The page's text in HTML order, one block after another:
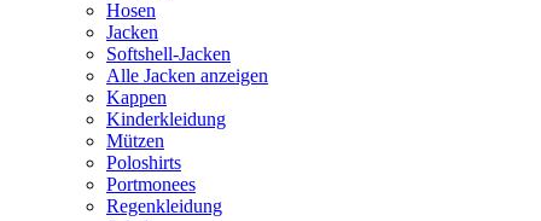
Hosen
Jacken
Softshell-Jacken
Alle Jacken anzeigen
Kappen
Kinderkleidung
Mützen
Poloshirts
Portmonees
Regenkleidung